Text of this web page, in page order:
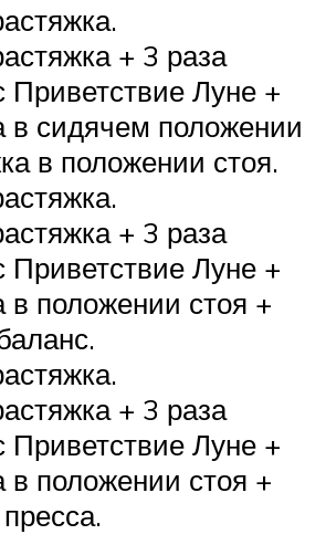
+ 3 раза
Приветствие Луне +
в сидячем положении
в положении стоя.
+ 3 раза
Приветствие Луне +
в положении стоя +
+ 3 раза
Приветствие Луне +
в положении стоя +